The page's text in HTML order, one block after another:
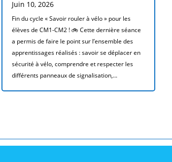
Juin 10, 2026
Fin du cycle « Savoir rouler à vélo » pour les
élèves de CM1-CM2 ! 🚲 Cette dernière séance
a permis de faire le point sur l’ensemble des
apprentissages réalisés : savoir se déplacer en
sécurité à vélo, comprendre et respecter les
différents panneaux de signalisation,...